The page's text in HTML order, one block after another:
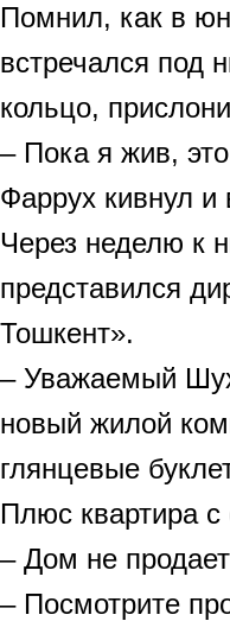
Помнил, как в
встречался под
кольцо,
– Пока я жив,
Фаррух кивнул и
Через неделю к
представился
Тошкент».
– Уважаемый
новый жилой
глянцевые
Плюс квартира
– Дом не
– Посмотрите